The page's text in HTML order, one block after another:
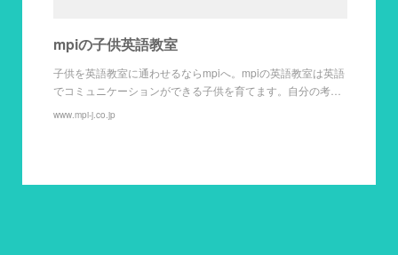
mpiの子供英語教室
子供を英語教室に通わせるならmpiへ。mpiの英語教室は英語
でコミュニケーションができる子供を育てます。自分の考…
www.mpi-j.co.jp